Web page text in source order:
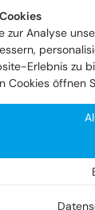
Schlitz DIN
zur Analyse
Erlebnis zu
Cookies öffnen